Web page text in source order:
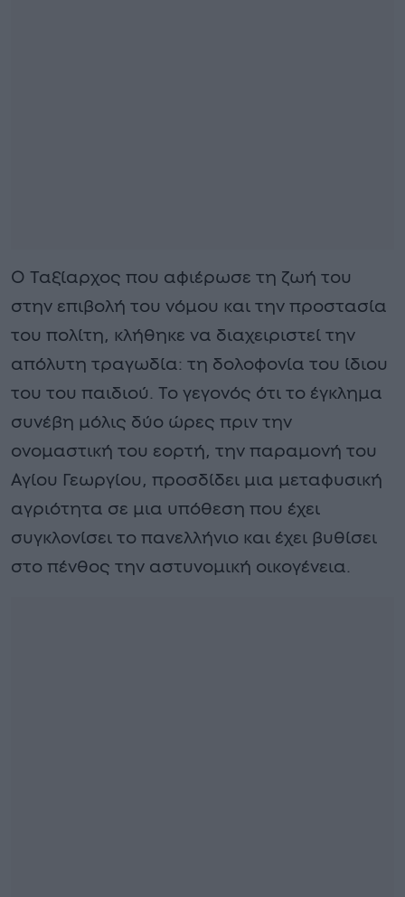
Ο Ταξίαρχος που αφιέρωσε τη ζωή του
στην επιβολή του νόμου και την προστασία
του πολίτη, κλήθηκε να διαχειριστεί την
απόλυτη τραγωδία: τη δολοφονία του ίδιου
του του παιδιού. Το γεγονός ότι το έγκλημα
συνέβη μόλις δύο ώρες πριν την
ονομαστική του εορτή, την παραμονή του
Αγίου Γεωργίου, προσδίδει μια μεταφυσική
αγριότητα σε μια υπόθεση που έχει
συγκλονίσει το πανελλήνιο και έχει βυθίσει
στο πένθος την αστυνομική οικογένεια.